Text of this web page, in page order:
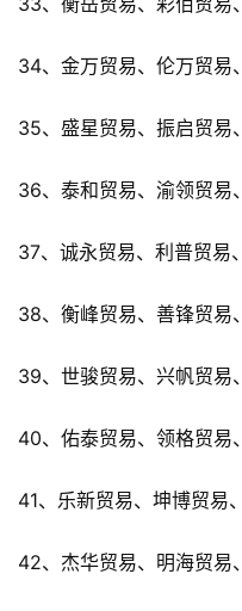
34、金万贸易、伦万贸易
35、盛星贸易、振启贸易
36、泰和贸易、渝领贸易
37、诚永贸易、利普贸易
38、衡峰贸易、善锋贸易
39、世骏贸易、兴帆贸易
40、佑泰贸易、领格贸易
41、乐新贸易、坤博贸易
42、杰华贸易、明海贸易